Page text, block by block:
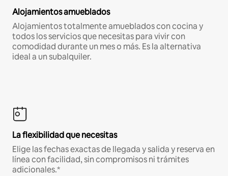
Alojamientos amueblados
Alojamientos totalmente amueblados con cocina y
todos los servicios que necesitas para vivir con
comodidad durante un mes o más. Es la alternativa
ideal a un subalquiler.
La flexibilidad que necesitas
Elige las fechas exactas de llegada y salida y reserva en
línea con facilidad, sin compromisos ni trámites
adicionales.*